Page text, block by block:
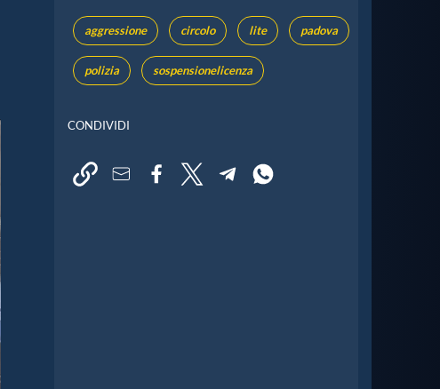
aggressione circolo lite padova
polizia sospensionelicenza
CONDIVIDI